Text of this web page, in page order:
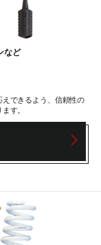
など
できるよう、信頼性の
す。